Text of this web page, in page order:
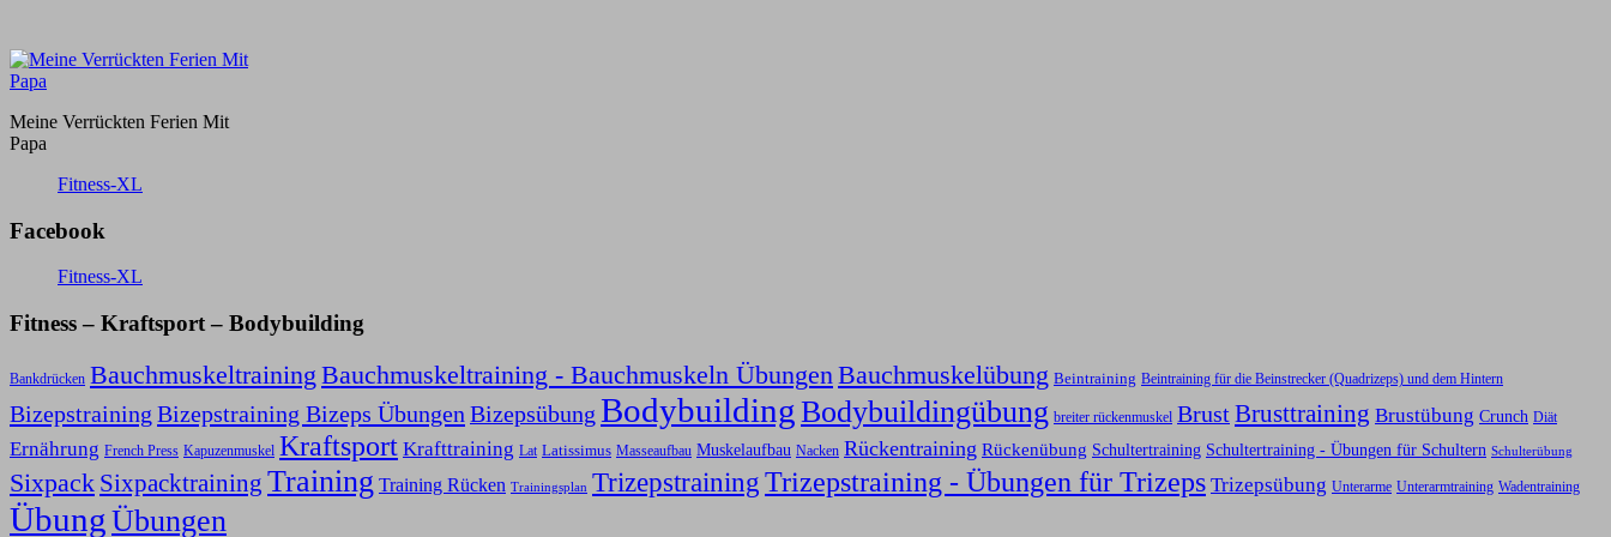
Meine Verrückten Ferien Mit
Papa
Fitness-XL
Facebook
Fitness-XL
Fitness – Kraftsport – Bodybuilding
Bankdrücken Bauchmuskeltraining Bauchmuskeltraining - Bauchmuskeln Übungen Bauchmuskelübung Beintraining Beintraining für die Beinstrecker (Quadrizeps) und dem Hintern
Bizepstraining Bizepstraining Bizeps Übungen Bizepsübung BodybuildingBodybuildingübung breiter rückenmuskel Brust Brusttraining Brustübung Crunch Diät
Ernährung French Press Kapuzenmuskel Kraftsport Krafttraining Lat Latissimus Masseaufbau Muskelaufbau Nacken Rückentraining Rückenübung Schultertraining Schultertraining - Übungen für Schultern Schulterübung
Sixpack Sixpacktraining Training Training Rücken Trainingsplan TrizepstrainingTrizepstraining - Übungen für Trizeps Trizepsübung Unterarme Unterarmtraining Wadentraining
ÜbungÜbungen